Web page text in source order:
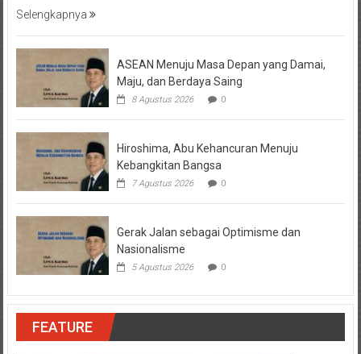
Selengkapnya
ASEAN Menuju Masa Depan yang Damai,
Maju, dan Berdaya Saing
8 Agustus 2026 0
Hiroshima, Abu Kehancuran Menuju
Kebangkitan Bangsa
7 Agustus 2026 0
Gerak Jalan sebagai Optimisme dan
Nasionalisme
5 Agustus 2026 0
FEATURE